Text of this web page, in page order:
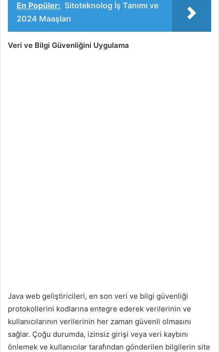
En Popüler: Sitoteknolog İş Tanımı ve
2024 Maaşları
Veri ve Bilgi Güvenliğini Uygulama
Java web geliştiricileri, en son veri ve bilgi güvenliği
protokollerini kodlarına entegre ederek verilerinin ve
kullanıcılarının verilerinin her zaman güvenli olmasını
sağlar. Çoğu durumda, izinsiz girişi veya veri kaybını
önlemek ve kullanıcılar tarafından gönderilen bilgilerin site